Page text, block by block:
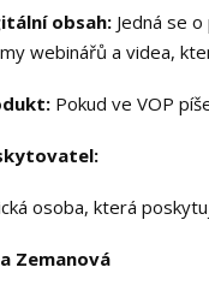
obsah: Jedná se
webinářů a videa,
Pokud ve VOP
osoba, která
Zemanová